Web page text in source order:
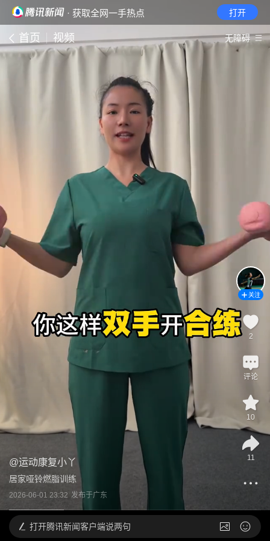
· 获取全网一手热点 打开
首页 视频 无障碍
@运动康复小丫
居家哑铃燃脂训练
2026-06-01 23:32 发布于广东
关注
2
评论
10
11
打开腾讯新闻客户端说两句